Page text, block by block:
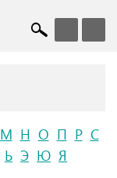
М Н О П Р С
Ь Э Ю Я